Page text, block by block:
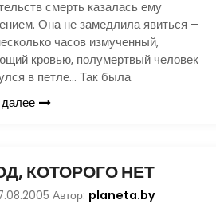
смерть казалась ему
Она не замедлила явиться –
часов измученный,
кровью, полумертвый человек
в петле… Так была
КОТОРОГО НЕТ
Автор: planeta.by